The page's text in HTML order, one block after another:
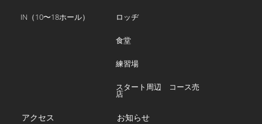
IN（10〜18ホール） ロッヂ
食堂
練習場
スタート周辺 コース売
店
アクセス お知らせ